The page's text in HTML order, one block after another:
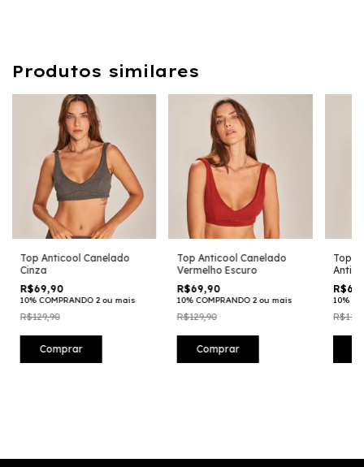
Produtos similares
Top Anticool Canelado
Cinza
R$69,90
10% COMPRANDO 2 ou mais
R$129,90
Comprar
Top Anticool Canelado
Vermelho Escuro
R$69,90
10% COMPRANDO 2 ou mais
R$129,90
Comprar
Top
10%